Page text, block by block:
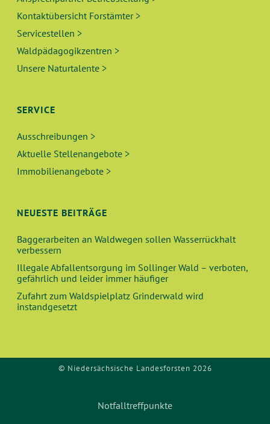
Kontaktübersicht Forstämter >
Servicestellen >
Waldpädagogikzentren >
Unsere Naturtalente >
SERVICE
Ausschreibungen >
Aktuelle Stellenangebote >
Immobilienangebote >
NEUESTE BEITRÄGE
Baggerarbeiten an Waldwegen sollen Wasserrückhalt
verbessern
Illegale Abfallentsorgung im Sollinger Wald – verboten,
gefährlich und leider immer häufiger
Zufahrt zum Waldspielplatz Grinderwald wird
instandgesetzt
© Niedersächsische Landesforsten 2026
Notfalltreffpunkte